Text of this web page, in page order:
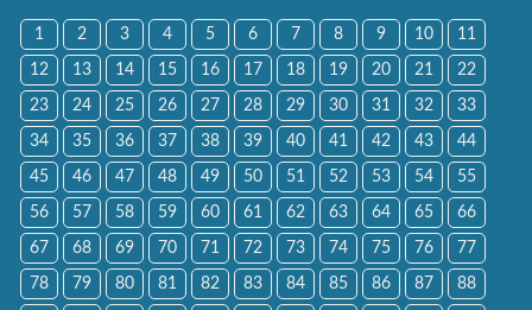
1 2 3 4 5 6 7 8 9 10 11
12 13 14 15 16 17 18 19 20 21 22
23 24 25 26 27 28 29 30 31 32 33
34 35 36 37 38 39 40 41 42 43 44
45 46 47 48 49 50 51 52 53 54 55
56 57 58 59 60 61 62 63 64 65 66
67 68 69 70 71 72 73 74 75 76 77
78 79 80 81 82 83 84 85 86 87 88